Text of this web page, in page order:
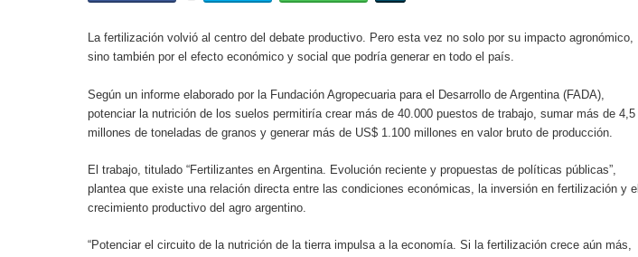
La fertilización volvió al centro del debate productivo. Pero esta vez no solo por su impacto agronómico,
sino también por el efecto económico y social que podría generar en todo el país.
Según un informe elaborado por la Fundación Agropecuaria para el Desarrollo de Argentina (FADA),
potenciar la nutrición de los suelos permitiría crear más de 40.000 puestos de trabajo, sumar más de 4,5
millones de toneladas de granos y generar más de US$ 1.100 millones en valor bruto de producción.
El trabajo, titulado “Fertilizantes en Argentina. Evolución reciente y propuestas de políticas públicas”,
plantea que existe una relación directa entre las condiciones económicas, la inversión en fertilización y el
crecimiento productivo del agro argentino.
“Potenciar el circuito de la nutrición de la tierra impulsa a la economía. Si la fertilización crece aún más,